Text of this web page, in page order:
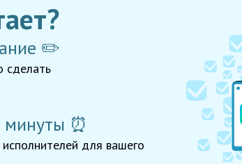
✏️
сделать
⏰
для вашего